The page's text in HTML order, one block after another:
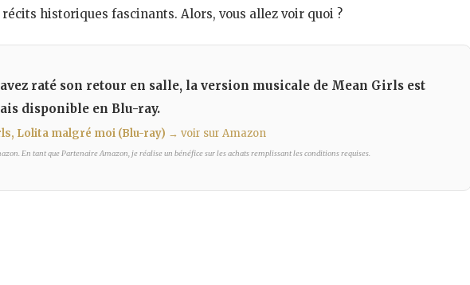
historiques fascinants. Alors, vous allez voir quoi ?
raté son retour en salle, la version musicale de Mean Girls est
disponible en Blu-ray.
Lolita malgré moi (Blu-ray) → voir sur Amazon
En tant que Partenaire Amazon, je réalise un bénéfice sur les achats remplissant les conditions requises.